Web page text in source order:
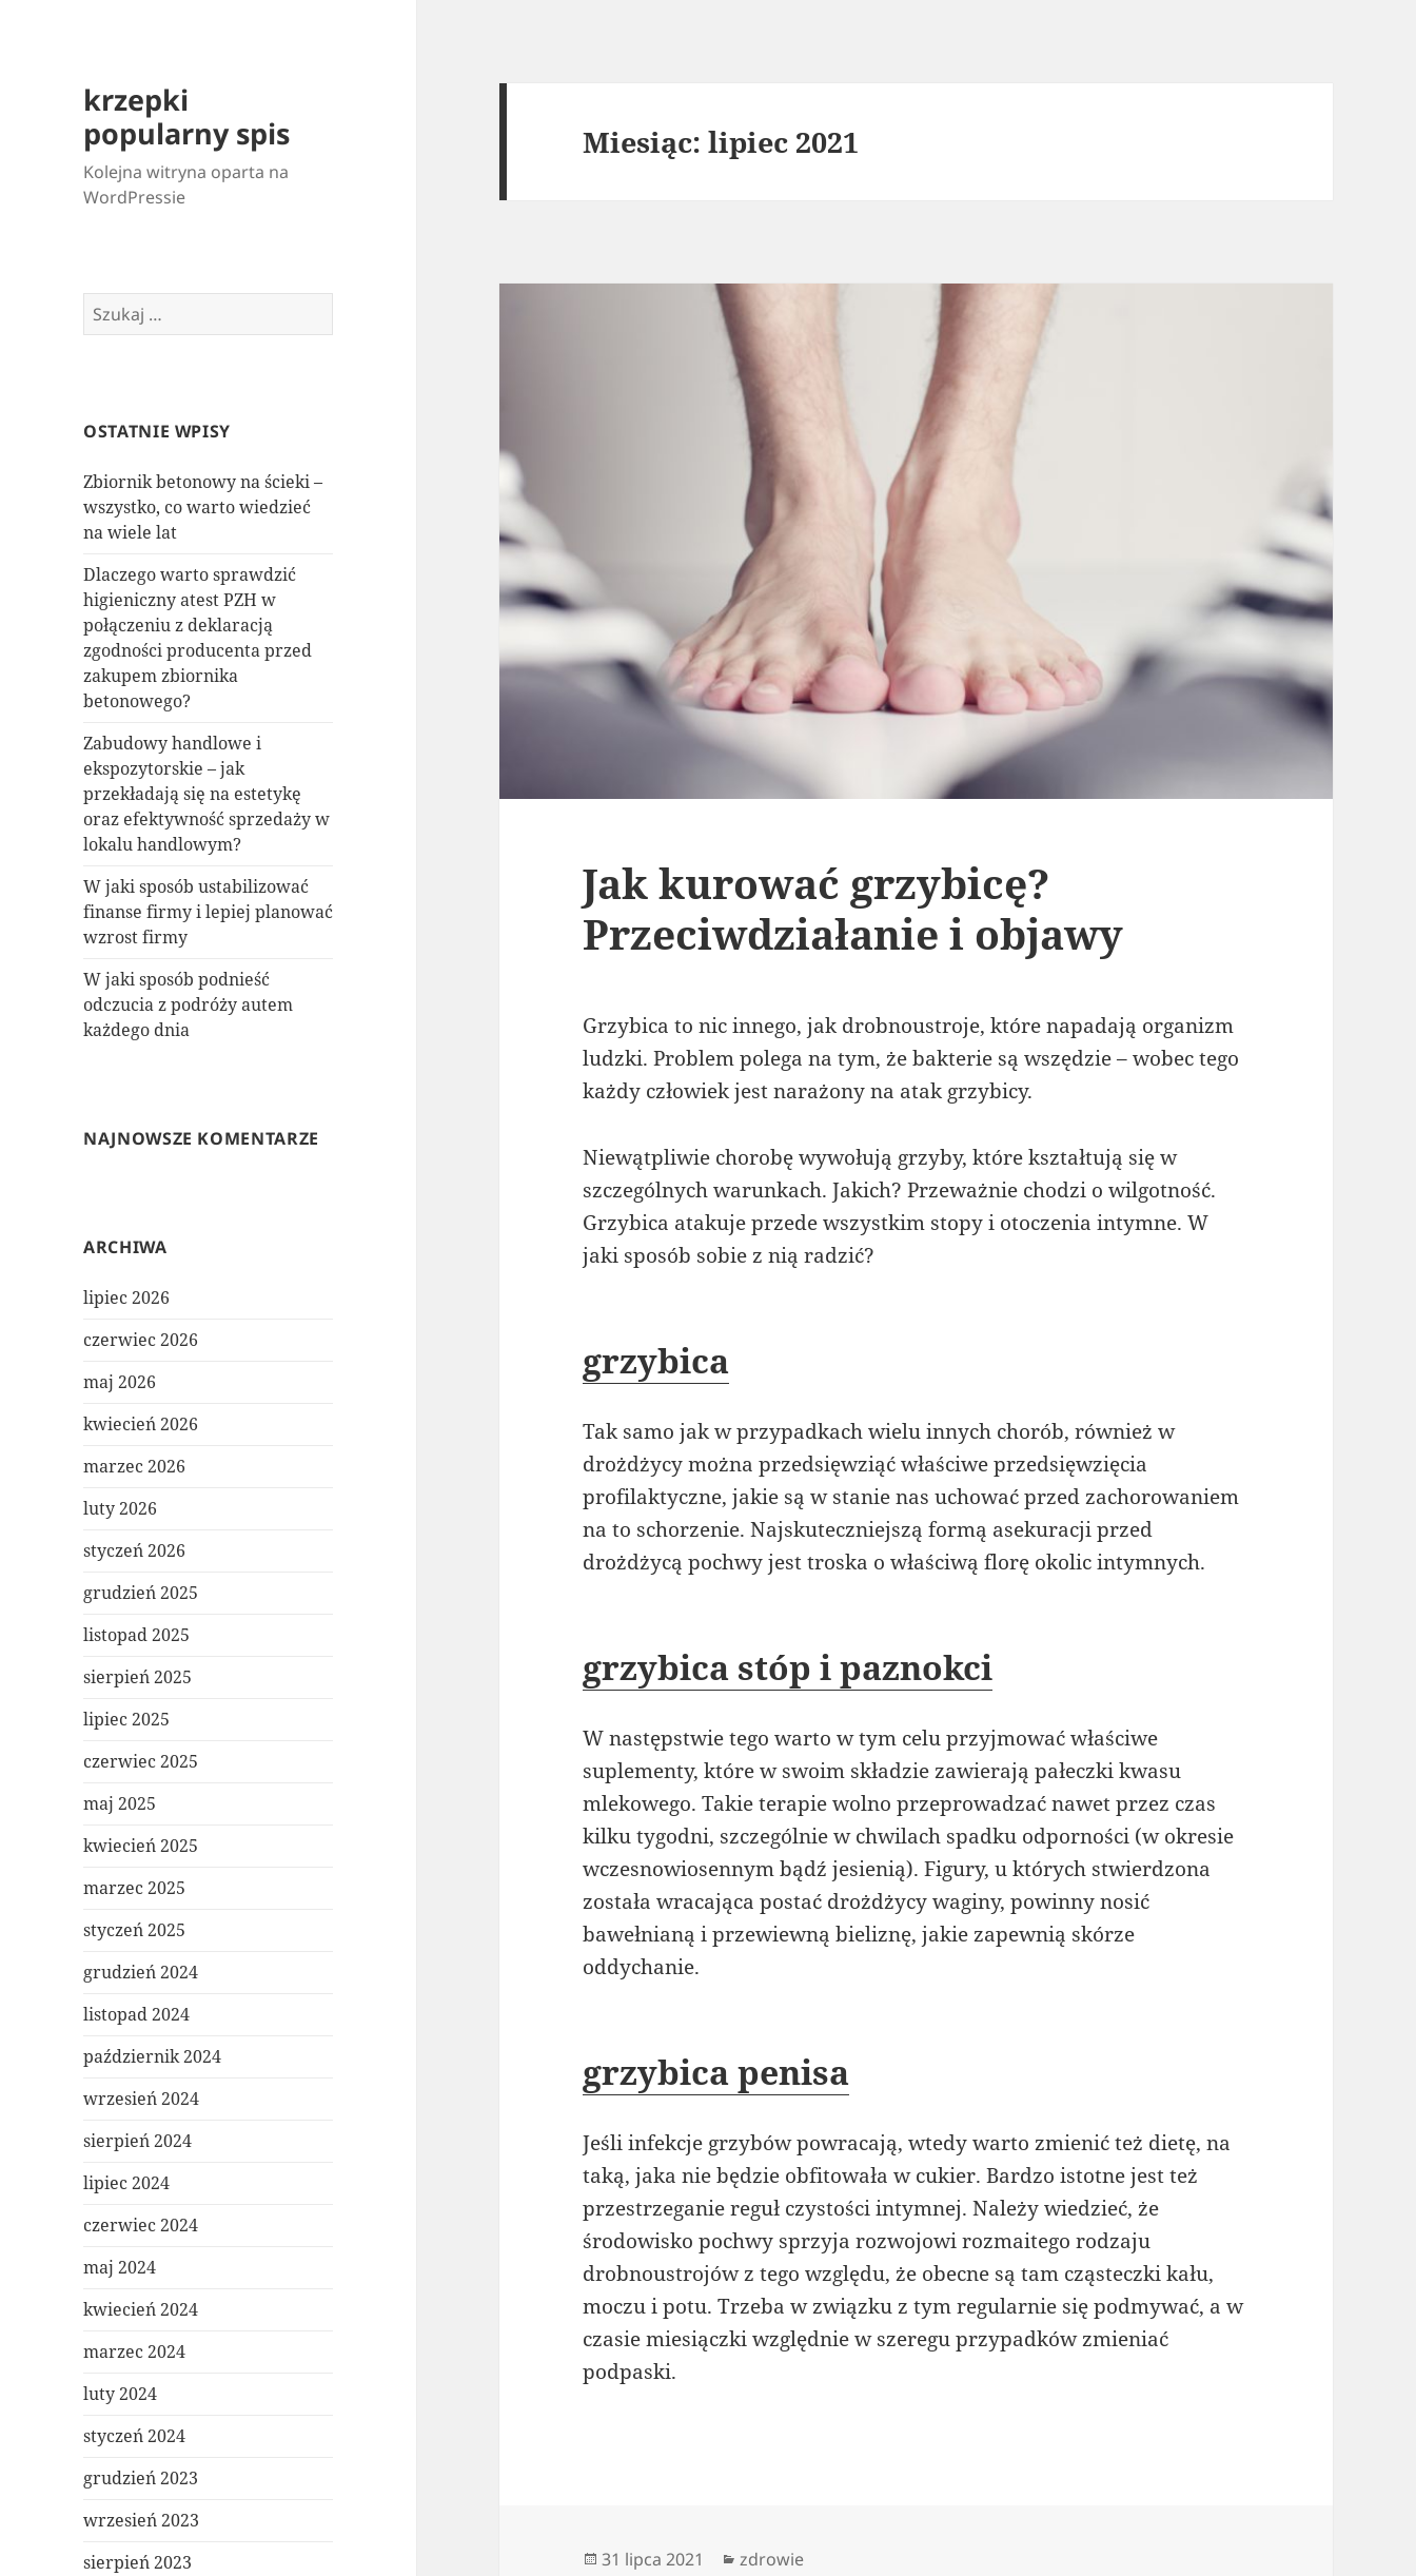
krzepki
popularny spis
Kolejna witryna oparta na
WordPressie
Szukaj:
OSTATNIE WPISY
Zbiornik betonowy na ścieki –
wszystko, co warto wiedzieć
na wiele lat
Dlaczego warto sprawdzić
higieniczny atest PZH w
połączeniu z deklaracją
zgodności producenta przed
zakupem zbiornika
betonowego?
Zabudowy handlowe i
ekspozytorskie – jak
przekładają się na estetykę
oraz efektywność sprzedaży w
lokalu handlowym?
W jaki sposób ustabilizować
finanse firmy i lepiej planować
wzrost firmy
W jaki sposób podnieść
odczucia z podróży autem
każdego dnia
NAJNOWSZE KOMENTARZE
ARCHIWA
lipiec 2026
czerwiec 2026
maj 2026
kwiecień 2026
marzec 2026
luty 2026
styczeń 2026
grudzień 2025
listopad 2025
sierpień 2025
lipiec 2025
czerwiec 2025
maj 2025
kwiecień 2025
marzec 2025
styczeń 2025
grudzień 2024
listopad 2024
październik 2024
wrzesień 2024
sierpień 2024
lipiec 2024
czerwiec 2024
maj 2024
kwiecień 2024
marzec 2024
luty 2024
styczeń 2024
grudzień 2023
wrzesień 2023
sierpień 2023
Miesiąc:lipiec 2021
Jak kurować grzybicę?
Przeciwdziałanie i objawy
Grzybica to nic innego, jak drobnoustroje, które napadają organizm
ludzki. Problem polega na tym, że bakterie są wszędzie – wobec tego
każdy człowiek jest narażony na atak grzybicy.
Niewątpliwie chorobę wywołują grzyby, które kształtują się w
szczególnych warunkach. Jakich? Przeważnie chodzi o wilgotność.
Grzybica atakuje przede wszystkim stopy i otoczenia intymne. W
jaki sposób sobie z nią radzić?
grzybica
Tak samo jak w przypadkach wielu innych chorób, również w
drożdżycy można przedsięwziąć właściwe przedsięwzięcia
profilaktyczne, jakie są w stanie nas uchować przed zachorowaniem
na to schorzenie. Najskuteczniejszą formą asekuracji przed
drożdżycą pochwy jest troska o właściwą florę okolic intymnych.
grzybica stóp i paznokci
W następstwie tego warto w tym celu przyjmować właściwe
suplementy, które w swoim składzie zawierają pałeczki kwasu
mlekowego. Takie terapie wolno przeprowadzać nawet przez czas
kilku tygodni, szczególnie w chwilach spadku odporności (w okresie
wczesnowiosennym bądź jesienią). Figury, u których stwierdzona
została wracająca postać drożdżycy waginy, powinny nosić
bawełnianą i przewiewną bieliznę, jakie zapewnią skórze
oddychanie.
grzybica penisa
Jeśli infekcje grzybów powracają, wtedy warto zmienić też dietę, na
taką, jaka nie będzie obfitowała w cukier. Bardzo istotne jest też
przestrzeganie reguł czystości intymnej. Należy wiedzieć, że
środowisko pochwy sprzyja rozwojowi rozmaitego rodzaju
drobnoustrojów z tego względu, że obecne są tam cząsteczki kału,
moczu i potu. Trzeba w związku z tym regularnie się podmywać, a w
czasie miesiączki względnie w szeregu przypadków zmieniać
podpaski.
Data
31 lipca 2021 Kategorie
zdrowie